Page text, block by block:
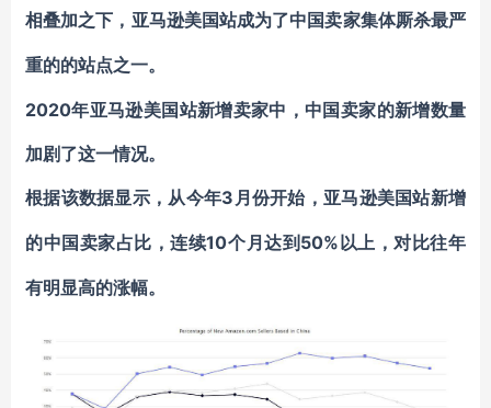
相叠加之下，亚马逊美国站成为了中国卖家集体厮杀最严
重的的站点之一。
2020年亚马逊美国站新增卖家中，中国卖家的新增数量
加剧了这一情况。
根据该数据显示，从今年3月份开始，亚马逊美国站新增
的中国卖家占比，连续10个月达到 50%以上， 对比往年
有明显高的涨幅。